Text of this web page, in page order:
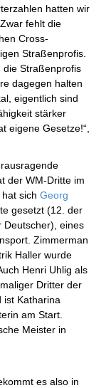
hatten wir
fehlt die
Cross-
Straßenprofis.
die Straßenprofis
dagegen halten
eigentlich sind
stärker
eigene Gesetze!“,
der WM-Dritte im
sich Georg
gesetzt (12. der
Deutscher), eines
Zimmerman
Haller wurde
Henri Uhlig als
Dritter der
ist Katharina
am Start.
Meister in
es also in